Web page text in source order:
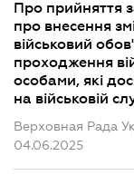
Про прийняття
про внесення
військовий
проходження
особами, які
на військовій
Верховная Рада
04.06.2025